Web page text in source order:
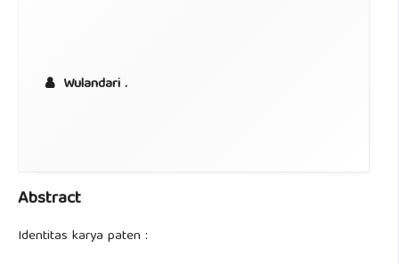
Wulandari .
Abstract
Identitas karya paten :